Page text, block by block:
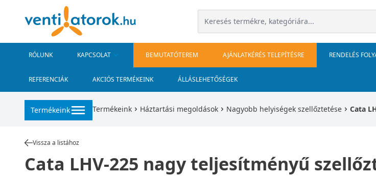
RÓLUNK KAPCSOLAT BEMUTATÓTEREM AJÁNLATKÉRÉS TELEPÍTÉSRE RENDELÉS
REFERENCIÁK AKCIÓS TERMÉKEINK ÁLLÁSLEHETŐSÉGEK
Termékeink Termékeink Háztartási megoldások Nagyobb helyiségek szellőztetése Cata
Vissza a listához
Cata LHV-225 nagy teljesítményű